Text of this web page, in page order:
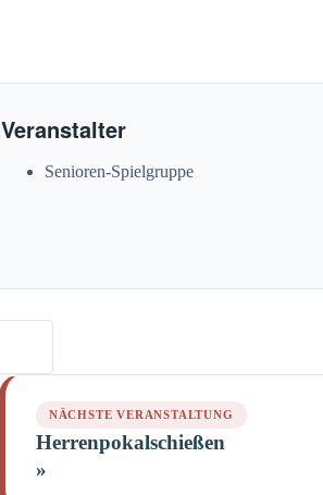
Veranstalter
Senioren-Spielgruppe
Herrenpokalschießen
»